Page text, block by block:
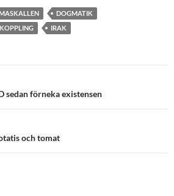
DOGMATIK
IRAK
sedan förneka existensen
och tomat